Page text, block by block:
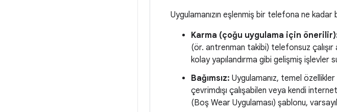
Uygulamanızın eşlenmiş bir telefona ne kadar
Karma (çoğu uygulama için
(ör. antrenman takibi) telefonsuz
kolay yapılandırma gibi gelişmiş işlevler
Bağımsız: Uygulamanız, temel
çevrimdışı çalışabilen veya kendi
(Boş Wear Uygulaması) şablonu,